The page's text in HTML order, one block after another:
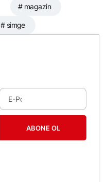
# magazin
# simge
ABONE OL